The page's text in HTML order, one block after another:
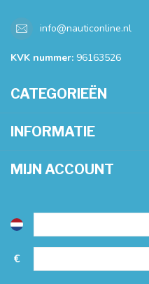
info@nauticonline.nl
KVK nummer: 96163526
CATEGORIEËN
INFORMATIE
MIJN ACCOUNT
€